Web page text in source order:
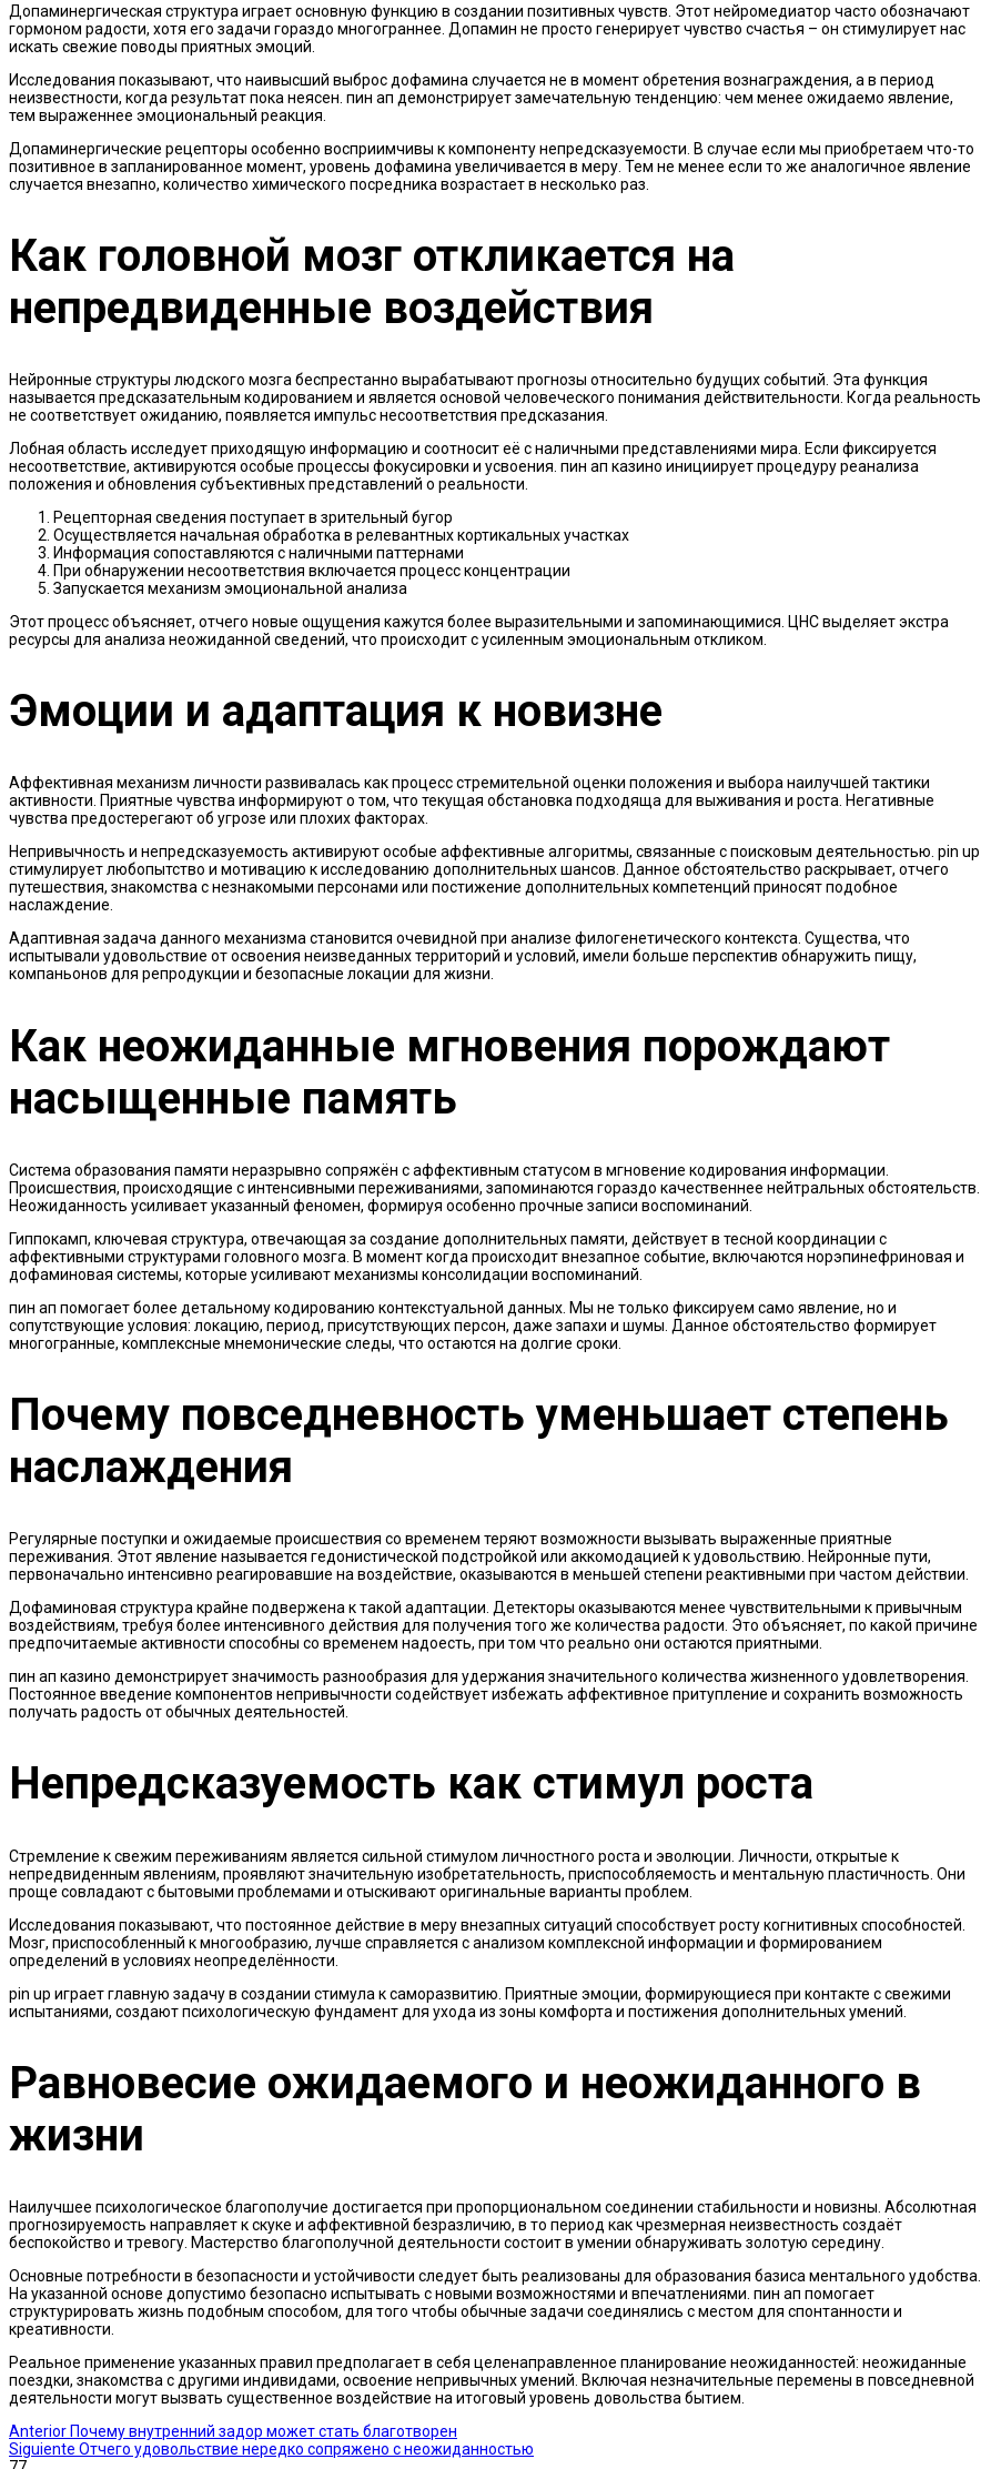
Допаминергическая структура играет основную функцию в создании позитивных чувств. Этот нейромедиатор часто обозначают
гормоном радости, хотя его задачи гораздо многограннее. Допамин не просто генерирует чувство счастья – он стимулирует нас
искать свежие поводы приятных эмоций.
Исследования показывают, что наивысший выброс дофамина случается не в момент обретения вознаграждения, а в период
неизвестности, когда результат пока неясен. пин ап демонстрирует замечательную тенденцию: чем менее ожидаемо явление,
тем выраженнее эмоциональный реакция.
Допаминергические рецепторы особенно восприимчивы к компоненту непредсказуемости. В случае если мы приобретаем что-то
позитивное в запланированное момент, уровень дофамина увеличивается в меру. Тем не менее если то же аналогичное явление
случается внезапно, количество химического посредника возрастает в несколько раз.
Как головной мозг откликается на
непредвиденные воздействия
Нейронные структуры людского мозга беспрестанно вырабатывают прогнозы относительно будущих событий. Эта функция
называется предсказательным кодированием и является основой человеческого понимания действительности. Когда реальность
не соответствует ожиданию, появляется импульс несоответствия предсказания.
Лобная область исследует приходящую информацию и соотносит её с наличными представлениями мира. Если фиксируется
несоответствие, активируются особые процессы фокусировки и усвоения. пин ап казино инициирует процедуру реанализа
положения и обновления субъективных представлений о реальности.
Рецепторная сведения поступает в зрительный бугор
Осуществляется начальная обработка в релевантных кортикальных участках
Информация сопоставляются с наличными паттернами
При обнаружении несоответствия включается процесс концентрации
Запускается механизм эмоциональной анализа
Этот процесс объясняет, отчего новые ощущения кажутся более выразительными и запоминающимися. ЦНС выделяет экстра
ресурсы для анализа неожиданной сведений, что происходит с усиленным эмоциональным откликом.
Эмоции и адаптация к новизне
Аффективная механизм личности развивалась как процесс стремительной оценки положения и выбора наилучшей тактики
активности. Приятные чувства информируют о том, что текущая обстановка подходяща для выживания и роста. Негативные
чувства предостерегают об угрозе или плохих факторах.
Непривычность и непредсказуемость активируют особые аффективные алгоритмы, связанные с поисковым деятельностью. pin up
стимулирует любопытство и мотивацию к исследованию дополнительных шансов. Данное обстоятельство раскрывает, отчего
путешествия, знакомства с незнакомыми персонами или постижение дополнительных компетенций приносят подобное
наслаждение.
Адаптивная задача данного механизма становится очевидной при анализе филогенетического контекста. Существа, что
испытывали удовольствие от освоения неизведанных территорий и условий, имели больше перспектив обнаружить пищу,
компаньонов для репродукции и безопасные локации для жизни.
Как неожиданные мгновения порождают
насыщенные память
Система образования памяти неразрывно сопряжён с аффективным статусом в мгновение кодирования информации.
Происшествия, происходящие с интенсивными переживаниями, запоминаются гораздо качественнее нейтральных обстоятельств.
Неожиданность усиливает указанный феномен, формируя особенно прочные записи воспоминаний.
Гиппокамп, ключевая структура, отвечающая за создание дополнительных памяти, действует в тесной координации с
аффективными структурами головного мозга. В момент когда происходит внезапное событие, включаются норэпинефриновая и
дофаминовая системы, которые усиливают механизмы консолидации воспоминаний.
пин ап помогает более детальному кодированию контекстуальной данных. Мы не только фиксируем само явление, но и
сопутствующие условия: локацию, период, присутствующих персон, даже запахи и шумы. Данное обстоятельство формирует
многогранные, комплексные мнемонические следы, что остаются на долгие сроки.
Почему повседневность уменьшает степень
наслаждения
Регулярные поступки и ожидаемые происшествия со временем теряют возможности вызывать выраженные приятные
переживания. Этот явление называется гедонистической подстройкой или аккомодацией к удовольствию. Нейронные пути,
первоначально интенсивно реагировавшие на воздействие, оказываются в меньшей степени реактивными при частом действии.
Дофаминовая структура крайне подвержена к такой адаптации. Детекторы оказываются менее чувствительными к привычным
воздействиям, требуя более интенсивного действия для получения того же количества радости. Это объясняет, по какой причине
предпочитаемые активности способны со временем надоесть, при том что реально они остаются приятными.
пин ап казино демонстрирует значимость разнообразия для удержания значительного количества жизненного удовлетворения.
Постоянное введение компонентов непривычности содействует избежать аффективное притупление и сохранить возможность
получать радость от обычных деятельностей.
Непредсказуемость как стимул роста
Стремление к свежим переживаниям является сильной стимулом личностного роста и эволюции. Личности, открытые к
непредвиденным явлениям, проявляют значительную изобретательность, приспособляемость и ментальную пластичность. Они
проще совладают с бытовыми проблемами и отыскивают оригинальные варианты проблем.
Исследования показывают, что постоянное действие в меру внезапных ситуаций способствует росту когнитивных способностей.
Мозг, приспособленный к многообразию, лучше справляется с анализом комплексной информации и формированием
определений в условиях неопределённости.
pin up играет главную задачу в создании стимула к саморазвитию. Приятные эмоции, формирующиеся при контакте с свежими
испытаниями, создают психологическую фундамент для ухода из зоны комфорта и постижения дополнительных умений.
Равновесие ожидаемого и неожиданного в
жизни
Наилучшее психологическое благополучие достигается при пропорциональном соединении стабильности и новизны. Абсолютная
прогнозируемость направляет к скуке и аффективной безразличию, в то период как чрезмерная неизвестность создаёт
беспокойство и тревогу. Мастерство благополучной деятельности состоит в умении обнаруживать золотую середину.
Основные потребности в безопасности и устойчивости следует быть реализованы для образования базиса ментального удобства.
На указанной основе допустимо безопасно испытывать с новыми возможностями и впечатлениями. пин ап помогает
структурировать жизнь подобным способом, для того чтобы обычные задачи соединялись с местом для спонтанности и
креативности.
Реальное применение указанных правил предполагает в себя целенаправленное планирование неожиданностей: неожиданные
поездки, знакомства с другими индивидами, освоение непривычных умений. Включая незначительные перемены в повседневной
деятельности могут вызвать существенное воздействие на итоговый уровень довольства бытием.
Anterior Почему внутренний задор может стать благотворен
Siguiente Отчего удовольствие нередко сопряжено с неожиданностью